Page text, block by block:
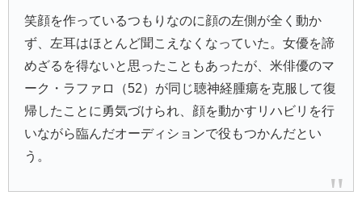
笑顔を作っているつもりなのに顔の左側が全く動か
ず、左耳はほとんど聞こえなくなっていた。女優を諦
めざるを得ないと思ったこともあったが、米俳優のマ
ーク・ラファロ（52）が同じ聴神経腫瘍を克服して復
帰したことに勇気づけられ、顔を動かすリハビリを行
いながら臨んだオーディションで役もつかんだとい
う。